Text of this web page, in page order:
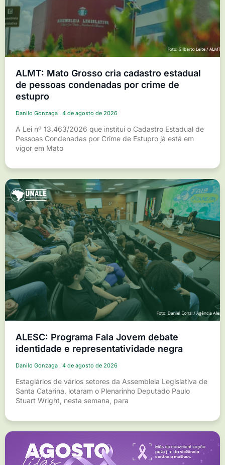
ALMT: Mato Grosso cria cadastro estadual
de pessoas condenadas por crime de
estupro
Danilo Gonzaga 4 de agosto de 2026
A Lei nº 13.463/2026 que institui o Cadastro Estadual de
Pessoas Condenadas por Crime de Estupro já está em
vigor em Mato
ALESC: Programa Fala Jovem debate
identidade e representatividade negra
Danilo Gonzaga 4 de agosto de 2026
Estagiários de vários setores da Assembleia Legislativa de
Santa Catarina, lotaram o Plenarinho Deputado Paulo
Stuart Wright, nesta semana, para